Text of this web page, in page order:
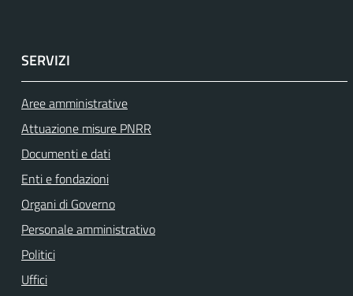
SERVIZI
Aree amministrative
Attuazione misure PNRR
Documenti e dati
Enti e fondazioni
Organi di Governo
Personale amministrativo
Politici
Uffici